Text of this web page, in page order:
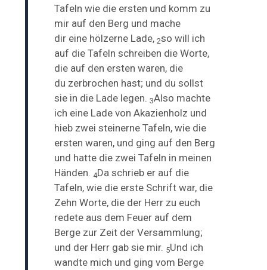
Tafeln wie die ersten und komm zu
mir auf den Berg und mache
dir eine hölzerne Lade,2so will ich
auf die Tafeln schreiben die Worte,
die auf den ersten waren, die
du zerbrochen hast; und du sollst
sie in die Lade legen.3Also machte
ich eine Lade von Akazienholz und
hieb zwei steinerne Tafeln, wie die
ersten waren, und ging auf den Berg
und hatte die zwei Tafeln in meinen
Händen. 4Da schrieb er auf die
Tafeln, wie die erste Schrift war, die
Zehn Worte, die der Herr zu euch
redete aus dem Feuer auf dem
Berge zur Zeit der Versammlung;
und der Herr gab sie mir. 5Und ich
wandte mich und ging vom Berge